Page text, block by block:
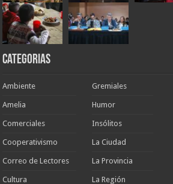
Categorias
Ambiente
Amelia
Comerciales
Cooperativismo
Correo de Lectores
Cultura
Gremiales
Humor
Insólitos
La Ciudad
La Provincia
La Región